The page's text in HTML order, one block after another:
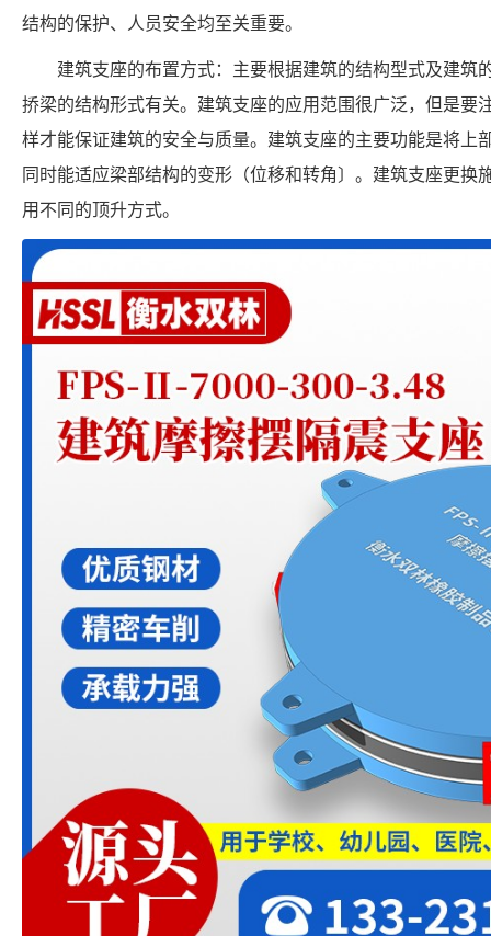
结构的保护、人员安全均至关重要。
建筑支座的布置方式：主要根据建筑的结构型式及建筑
挢梁的结构形式有关。建筑支座的应用范围很广泛，但是要
样才能保证建筑的安全与质量。建筑支座的主要功能是将上
同时能适应梁部结构的变形（位移和转角〕。建筑支座更换
用不同的顶升方式。